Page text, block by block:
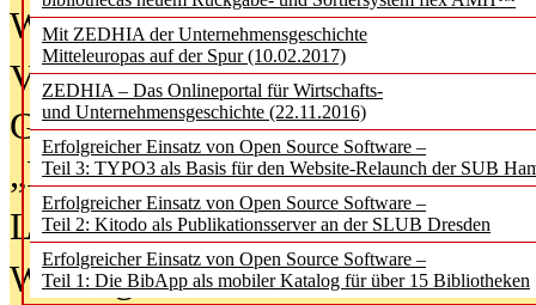
Mit ZEDHIA der Unternehmensgeschichte
Mitteleuropas auf der Spur (10.02.2017)
ZEDHIA – Das Onlineportal für Wirtschafts-
und Unternehmensgeschichte (22.11.2016)
Erfolgreicher Einsatz von Open Source Software –
Teil 3: TYPO3 als Basis für den Website-Relaunch der SUB
Erfolgreicher Einsatz von Open Source Software –
Teil 2: Kitodo als Publikationsserver an der SLUB Dresden
Erfolgreicher Einsatz von Open Source Software –
Teil 1: Die BibApp als mobiler Katalog für über 15 Bibliotheken
Wenn Bots katalogisieren
Von Abschlusskleidern bis
Geisterjagd-Ausrüstung in der
„Library of Things“ unterwegs
Lesen als Infrastrukturaufgabe
Wie Jugendliche Social Media